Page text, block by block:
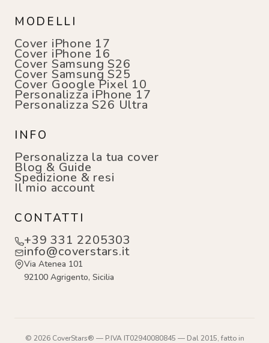
MODELLI
Cover iPhone 17
Cover iPhone 16
Cover Samsung S26
Cover Samsung S25
Cover Google Pixel 10
Personalizza iPhone 17
Personalizza S26 Ultra
INFO
Personalizza la tua cover
Blog & Guide
Spedizione & resi
Il mio account
CONTATTI
+39 331 2205303
info@coverstars.it
Via Atenea 101
92100 Agrigento, Sicilia
© 2026 CoverStars® — P.IVA IT02940080845 — Dal 2015, fatto in